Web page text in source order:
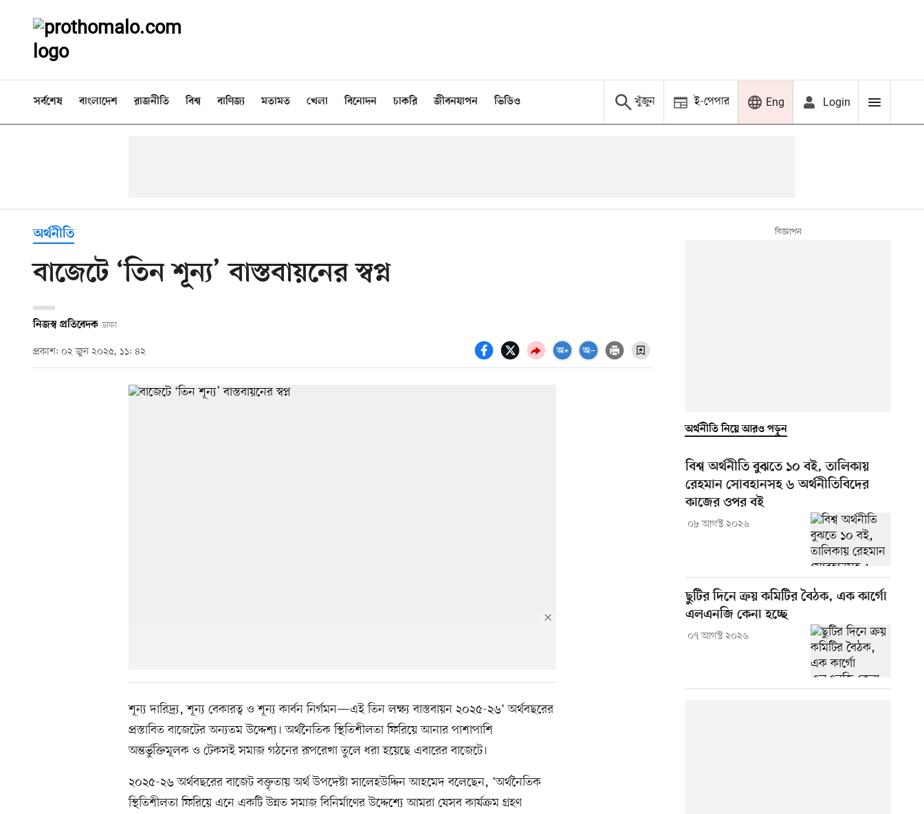
সর্বশেষ বাংলাদেশ রাজনীতি বিশ্ব বাণিজ্য মতামত খেলা বিনোদন চাকরি জীবনযাপন ভিডিও খুঁজুন ই-পেপার Eng Login
অর্থনীতি
বাজেটে ‘তিন শূন্য’ বাস্তবায়নের স্বপ্ন
নিজস্ব প্রতিবেদক ঢাকা
প্রকাশ: ০২ জুন ২০২৫, ১১: ৪২
শূন্য দারিদ্র্য, শূন্য বেকারত্ব ও শূন্য কার্বন নির্গমন—এই তিন লক্ষ্য বাস্তবায়ন ২০২৫-২৬‘ অর্থবছরের
প্রস্তাবিত বাজেটের অন্যতম উদ্দেশ্য। অর্থনৈতিক স্থিতিশীলতা ফিরিয়ে আনার পাশাপাশি
অন্তর্ভুক্তিমূলক ও টেকসই সমাজ গঠনের রূপরেখা তুলে ধরা হয়েছে এবারের বাজেটে।
২০২৫-২৬ অর্থবছরের বাজেট বক্তৃতায় অর্থ উপদেষ্টা সালেহউদ্দিন আহমেদ বলেছেন, ‘অর্থনৈতিক
স্থিতিশীলতা ফিরিয়ে এনে একটি উন্নত সমাজ বিনির্মাণের উদ্দেশ্যে আমরা যেসব কার্যক্রম গ্রহণ
অর্থনীতি নিয়ে আরও পড়ুন
বিশ্ব অর্থনীতি বুঝতে ১০ বই, তালিকায়
রেহমান সোবহানসহ ৬ অর্থনীতিবিদের
কাজের ওপর বই
০৮ আগস্ট ২০২৬
ছুটির দিনে ক্রয় কমিটির বৈঠক, এক কার্গো
এলএনজি কেনা হচ্ছে
০৭ আগস্ট ২০২৬